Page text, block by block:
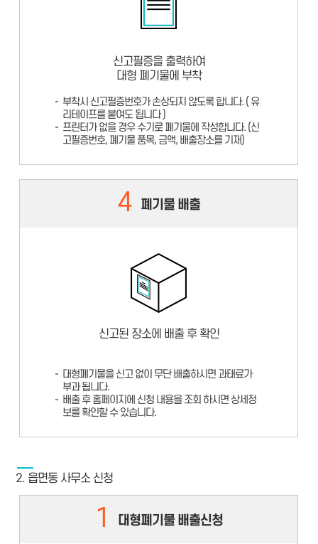
신고필증을 출력하여
대형 폐기물에 부착
부착시 신고필증번호가 손상되지 않도록 합니다. ( 유
리테이프를 붙여도 됩니다 )
프린터가 없을 경우 수기로 폐기물에 작성합니다. (신
고필증번호, 폐기물 품목, 금액, 배출장소를 기재)
4 폐기물 배출
신고된 장소에 배출 후 확인
대형폐기물을 신고 없이 무단 배출하시면 과태료가
부과 됩니다.
배출 후 홈페이지에 신청 내용을 조회 하시면 상세정
보를 확인할 수 있습니다.
2. 읍면동 사무소 신청
1 대형폐기물 배출신청